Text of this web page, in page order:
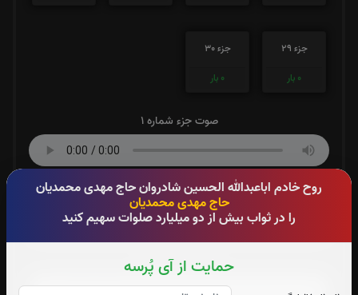
روح خادم اباعبدالله الحسین شادروان حاج مهدی محمدیان
حاج مهدی محمدیان
را در ثواب بیش از دو میلیارد صلوات سهیم کنید
حمایت از آی پُرسه
جزء 29
0 بار
جزء 30
0 بار
صوت جزء شماره 1
صوت جزء شماره 2
صوت جزء شماره 3